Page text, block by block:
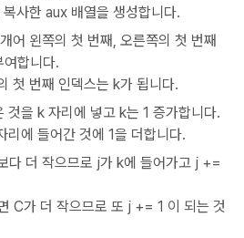
사한 aux 배열을 생성합니다.
어 왼쪽의 첫 번째, 오른쪽의 첫 번째
합니다.
첫 번째 인덱스는 k가 됩니다.
것을 k 자리에 넣고 k는 1 증가합니다.
리에 들어간 것에 1을 더합니다.
다 더 작으므로 j가 k에 들어가고 j +=
C가 더 작으므로 또 j += 1 이 되는 것